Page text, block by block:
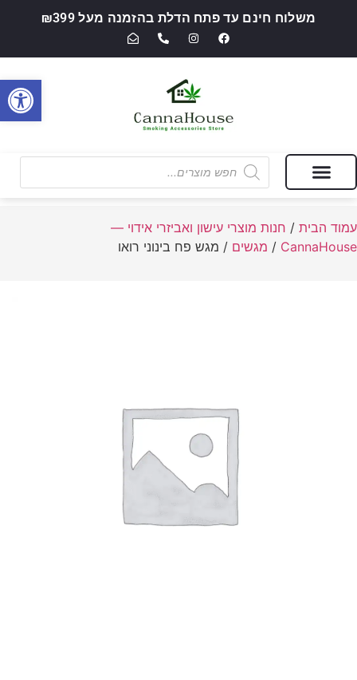
משלוח חינם עד פתח הדלת בהזמנה מעל ₪399
עמוד הבית / חנות מוצרי עישון ואביזרי אידוי —
CannaHouse
/ מגשים / מגש פח בינוני רואו
פתח